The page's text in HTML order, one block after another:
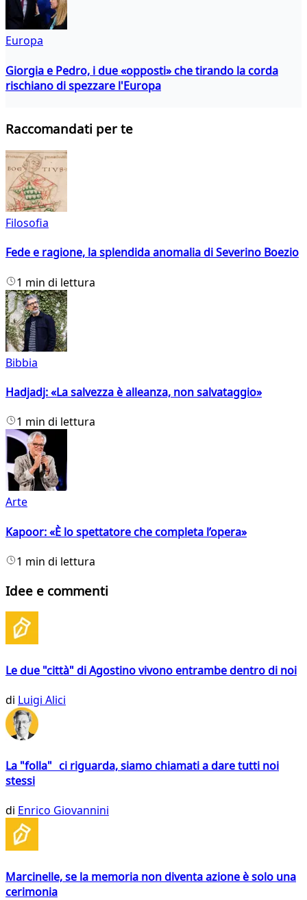
Europa
Giorgia e Pedro, i due «opposti» che tirando la corda
rischiano di spezzare l'Europa
Raccomandati per te
Filosofia
Fede e ragione, la splendida anomalia di Severino Boezio
1 min di lettura
Bibbia
Hadjadj: «La salvezza è alleanza, non salvataggio»
1 min di lettura
Arte
Kapoor: «È lo spettatore che completa l’opera»
1 min di lettura
Idee e commenti
Le due "città" di Agostino vivono entrambe dentro di noi
di Luigi Alici
La "folla" ci riguarda, siamo chiamati a dare tutti noi
stessi
di Enrico Giovannini
Marcinelle, se la memoria non diventa azione è solo una
cerimonia